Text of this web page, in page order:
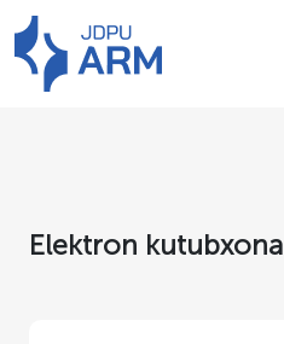
Elektron kutubxona